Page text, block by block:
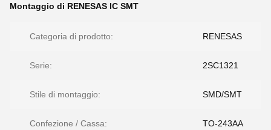
Montaggio di RENESAS IC SMT
Categoria di prodotto: RENESAS
Serie: 2SC1321
Stile di montaggio: SMD/SMT
Confezione / Cassa: TO-243AA